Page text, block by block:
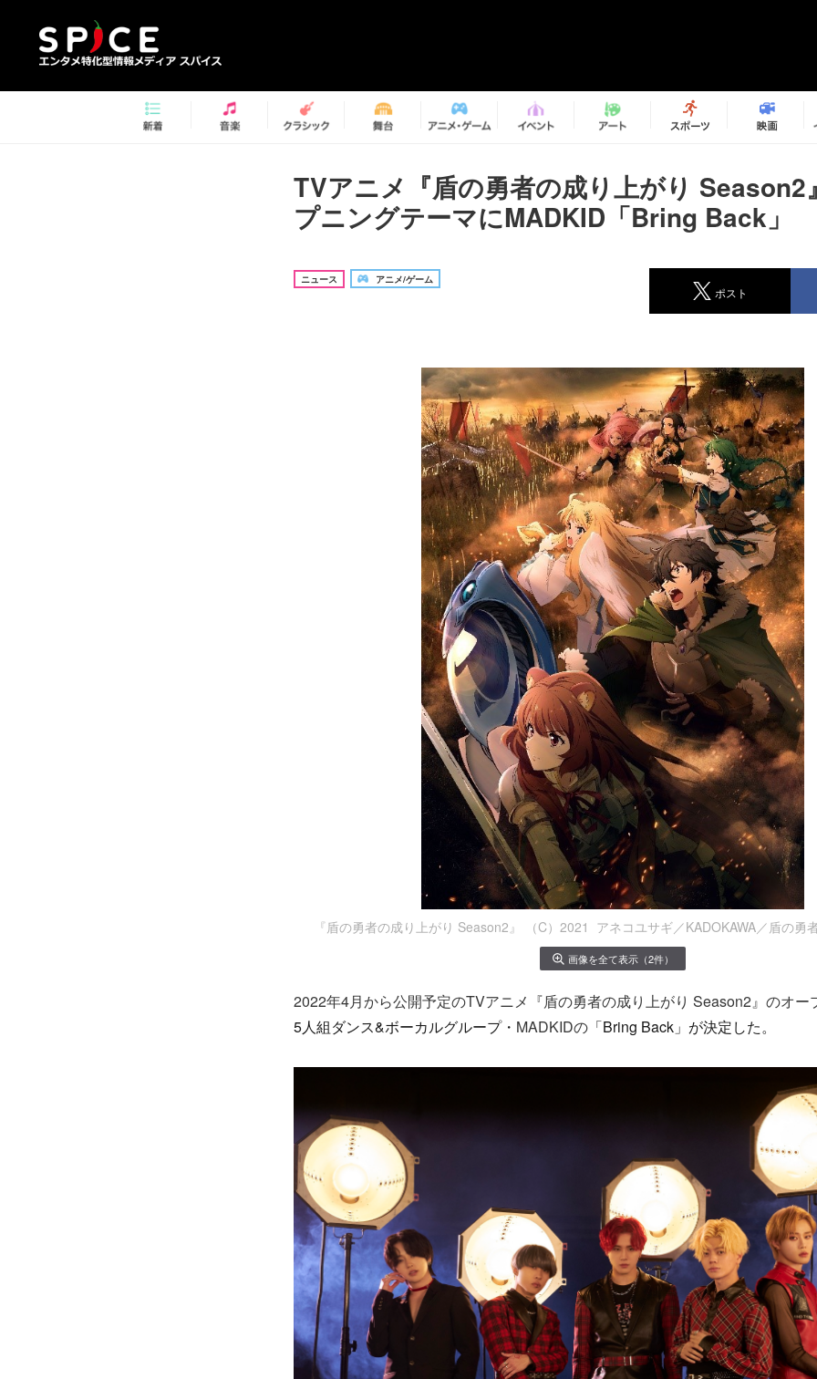
TVアニメ『盾の勇者の成り上がり
プニングテーマにMADKID「Bring Back」
ニュース アニメ/ゲーム
ポスト
『盾の勇者の成り上がり Season2』 （C）2021 アネコユサギ／KADOKAWA／盾の勇
画像を全て表示（2件）
2022年4月から公開予定のTVアニメ『盾の勇者の成り上がり Season2』のオー
5人組ダンス&ボーカルグループ・ MADKIDの 「Bring Back 」が決定した。